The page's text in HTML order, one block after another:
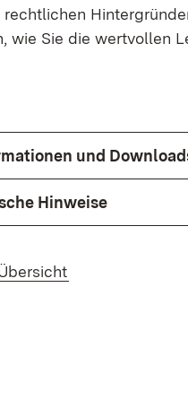
wie Sie die wertvollen
und
Hinweise